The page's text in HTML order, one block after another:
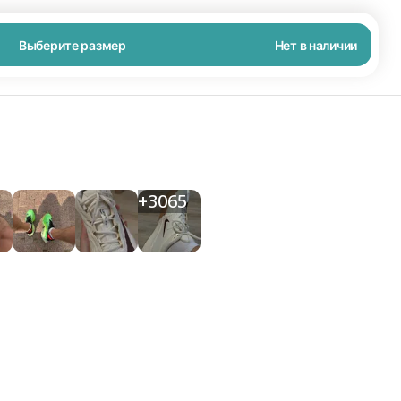
Выберите размер Нет в наличии
+3065